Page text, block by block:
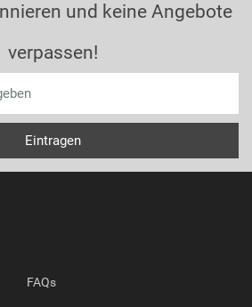
und keine Angebote
verpassen!
FAQs